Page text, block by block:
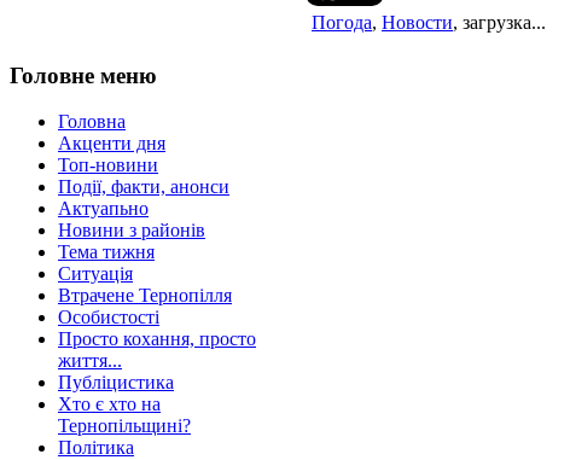
Погода, Новости, загрузка...
Головне меню
Головна
Акценти дня
Топ-новини
Події, факти, анонси
Актуапьно
Новини з районів
Тема тижня
Ситуація
Втрачене Тернопілля
Особистості
Просто кохання, просто
життя...
Публіцистика
Хто є хто на
Тернопільщині?
Політика